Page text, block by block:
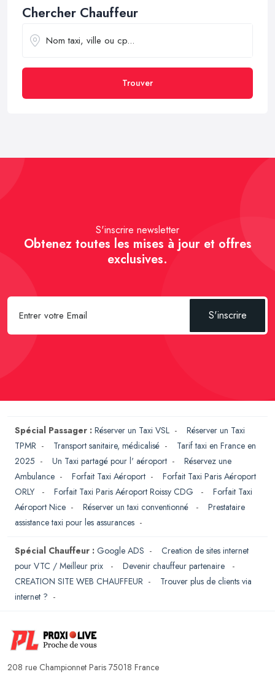
Chercher Chauffeur
Trouver
S'inscrire newsletter
Obtenez toutes les mises à jour et offres
exclusives.
S'inscrire
Spécial Passager : Réserver un Taxi VSL - Réserver un Taxi
TPMR - Transport sanitaire, médicalisé - Tarif taxi en France en
2025 - Un Taxi partagé pour l' aéroport - Réservez une
Ambulance - Forfait Taxi Aéroport - Forfait Taxi Paris Aéroport
ORLY
- Forfait Taxi Paris Aéroport Roissy CDG - Forfait Taxi
Aéroport Nice - Réserver un taxi conventionné - Prestataire
assistance taxi pour les assurances -
Spécial Chauffeur : Google ADS - Creation de sites internet
pour VTC / Meilleur prix
- Devenir chauffeur partenaire
-
CREATION SITE WEB CHAUFFEUR - Trouver plus de clients via
internet ? -
208 rue Championnet Paris 75018 France